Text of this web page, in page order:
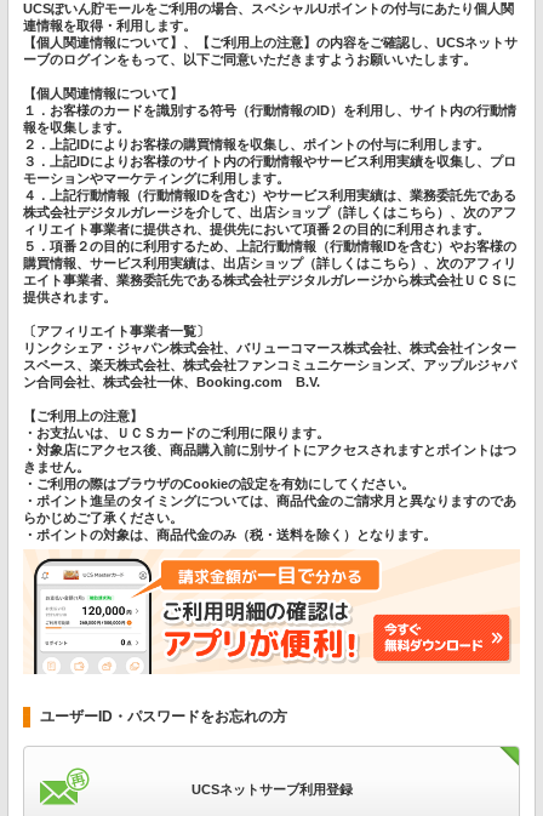
UCSぽいん貯モールをご利用の場合、スペシャルUポイントの付与にあたり個人関
連情報を取得・利用します。
【個人関連情報について】、【ご利用上の注意】の内容をご確認し、UCSネットサ
ーブのログインをもって、以下ご同意いただきますようお願いいたします。
【個人関連情報について】
１．お客様のカードを識別する符号（行動情報のID）を利用し、サイト内の行動情
報を収集します。
２．上記IDによりお客様の購買情報を収集し、ポイントの付与に利用します。
３．上記IDによりお客様のサイト内の行動情報やサービス利用実績を収集し、プロ
モーションやマーケティングに利用します。
４．上記行動情報（行動情報IDを含む）やサービス利用実績は、業務委託先である
株式会社デジタルガレージを介して、出店ショップ（詳しくはこちら）、次のアフ
ィリエイト事業者に提供され、提供先において項番２の目的に利用されます。
５．項番２の目的に利用するため、上記行動情報（行動情報IDを含む）やお客様の
購買情報、サービス利用実績は、出店ショップ（詳しくはこちら）、次のアフィリ
エイト事業者、業務委託先である株式会社デジタルガレージから株式会社ＵＣＳに
提供されます。
〔アフィリエイト事業者一覧〕
リンクシェア・ジャパン株式会社、バリューコマース株式会社、株式会社インター
スペース、楽天株式会社、株式会社ファンコミュニケーションズ、アップルジャパ
ン合同会社、株式会社一休、Booking.com B.V.
【ご利用上の注意】
・お支払いは、ＵＣＳカードのご利用に限ります。
・対象店にアクセス後、商品購入前に別サイトにアクセスされますとポイントはつ
きません。
・ご利用の際はブラウザのCookieの設定を有効にしてください。
・ポイント進呈のタイミングについては、商品代金のご請求月と異なりますのであ
らかじめご了承ください。
・ポイントの対象は、商品代金のみ（税・送料を除く）となります。
ユーザーID・パスワードをお忘れの方
UCSネットサーブ利用登録